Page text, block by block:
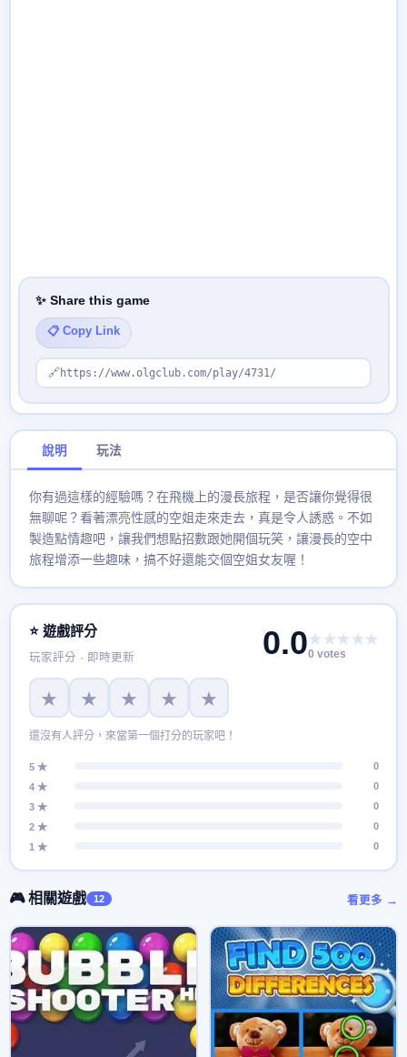
✨ Share this game
📋 Copy Link
🔗 https://www.olgclub.com/play/4731/
說明 玩法
你有過這樣的經驗嗎？在飛機上的漫長旅程，是否讓你覺得很
無聊呢？看著漂亮性感的空姐走來走去，真是令人誘惑。不如
製造點情趣吧，讓我們想點招數跟她開個玩笑，讓漫長的空中
旅程增添一些趣味，搞不好還能交個空姐女友喔！
⭐ 遊戲評分
玩家評分 · 即時更新 0.0★★★★★
0 votes
★ ★ ★ ★ ★
還沒有人評分，來當第一個打分的玩家吧！
5 ★
0
4 ★
0
3 ★
0
2 ★
0
1 ★
0
🎮 相關遊戲 12 看更多 →